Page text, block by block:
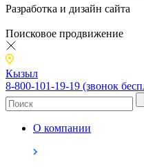
Разработка и дизайн сайта
Поисковое продвижение
Кызыл
8-800-101-19-19 (звонок
О компании